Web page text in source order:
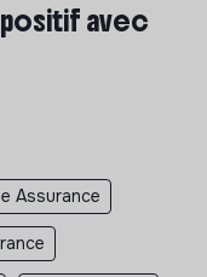
positif avec
Assurance